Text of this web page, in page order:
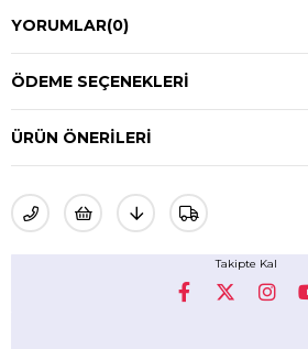
YORUMLAR(0)
ÖDEME SEÇENEKLERI
ÜRÜN ÖNERILERI
Takipte Kal